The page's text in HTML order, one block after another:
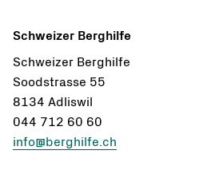
Schweizer Berghilfe
Schweizer Berghilfe
Soodstrasse 55
8134 Adliswil
044 712 60 60
info@berghilfe.ch